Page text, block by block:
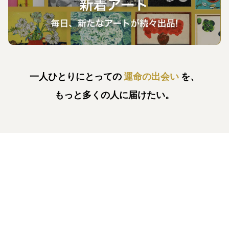
一人ひとりにとっての運命の出会い を、
もっと多くの人に届けたい。